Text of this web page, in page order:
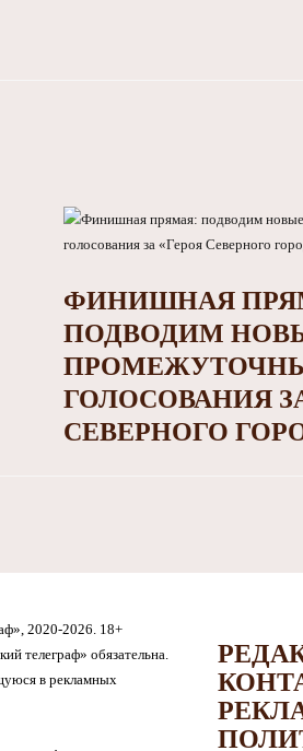
ФИНИШНАЯ
ПОДВОДИМ
ГОЛОСОВАНИЯ
СЕВЕРНОГО
2020-2026. 18+
телеграф» обязательна.
в рекламных